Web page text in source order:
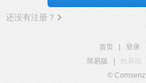
还没有注册？
首页 登录
简易版
触屏版
© Comsenz